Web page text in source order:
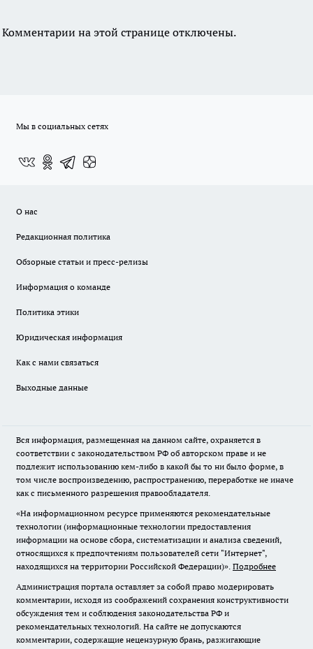
Комментарии на этой странице отключены.
Мы в социальных сетях
О нас
Редакционная политика
Обзорные статьи и пресс-релизы
Информация о команде
Политика этики
Юридическая информация
Как с нами связаться
Выходные данные
Вся информация, размещенная на данном сайте, охраняется в
соответствии с законодательством РФ об авторском праве и не
подлежит использованию кем-либо в какой бы то ни было форме, в
том числе воспроизведению, распространению, переработке не иначе
как с письменного разрешения правообладателя.
«На информационном ресурсе применяются рекомендательные
технологии (информационные технологии предоставления
информации на основе сбора, систематизации и анализа сведений,
относящихся к предпочтениям пользователей сети "Интернет",
находящихся на территории Российской Федерации)». Подробнее
Администрация портала оставляет за собой право модерировать
комментарии, исходя из соображений сохранения конструктивности
обсуждения тем и соблюдения законодательства РФ и
рекомендательных технологий. На сайте не допускаются
комментарии, содержащие нецензурную брань, разжигающие